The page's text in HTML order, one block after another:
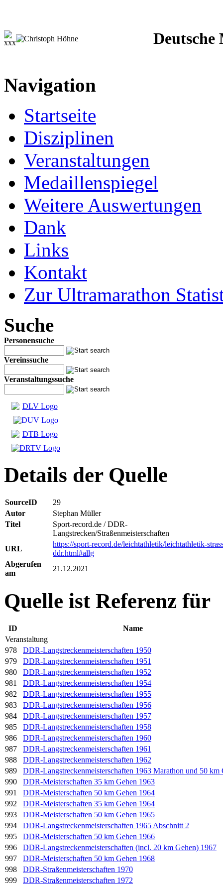
Navigation
Startseite
Disziplinen
Veranstaltungen
Medaillenspiegel
Weitere Auswertungen
Dank
Links
Kontakt
Zur Ultramarathon
Suche
Personensuche
Vereinssuche
Veranstaltungssuche
Details der Quelle
SourceID
29
Autor
Stephan Müller
Titel
Sport-record.de / DDR-
Langstrecken/Straßenmeisterschaften
URL
https://sport-record.de/leichtathletik/leichtathletik-
ddr.html#allg
Abgerufen
am
21.12.2021
Quelle ist Referenz für
ID
Name
Veranstaltung
978
DDR-Langstreckenmeisterschaften 1950
979
DDR-Langstreckenmeisterschaften 1951
980
DDR-Langstreckenmeisterschaften 1952
981
DDR-Langstreckenmeisterschaften 1954
982
DDR-Langstreckenmeisterschaften 1955
983
DDR-Langstreckenmeisterschaften 1956
984
DDR-Langstreckenmeisterschaften 1957
985
DDR-Langstreckenmeisterschaften 1958
986
DDR-Langstreckenmeisterschaften 1960
987
DDR-Langstreckenmeisterschaften 1961
988
DDR-Langstreckenmeisterschaften 1962
989
DDR-Langstreckenmeisterschaften 1963 Marathon und 50 km
990
DDR-Meisterschaften 35 km Gehen 1963
991
DDR-Meisterschaften 50 km Gehen 1964
992
DDR-Meisterschaften 35 km Gehen 1964
993
DDR-Meisterschaften 50 km Gehen 1965
994
DDR-Langstreckenmeisterschaften 1965 Abschnitt 2
995
DDR-Meisterschaften 50 km Gehen 1966
996
DDR-Langstreckenmeisterschaften (incl. 20 km Gehen) 1967
997
DDR-Meisterschaften 50 km Gehen 1968
998
DDR-Straßenmeisterschaften 1970
999
DDR-Straßenmeisterschaften 1972